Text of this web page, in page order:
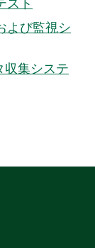
よび監視シ
収集システ